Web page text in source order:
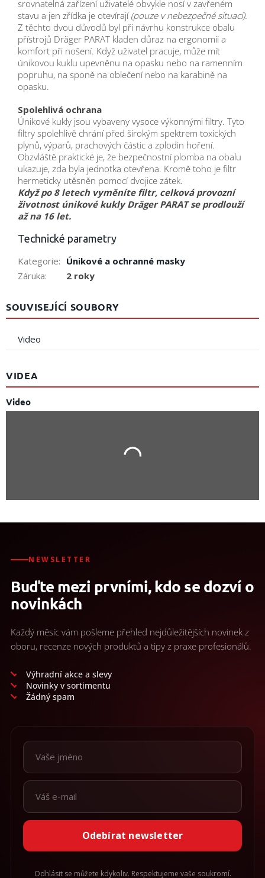
srovnatelná zařízení uživatelé obvykle nosí v zavřeném
stavu a jen zřídka je otevírají (pouze v nebezpečné situaci).
Z těchto dvou důvodů byl při návrhu konstrukce obalu
přístrojů Dräger PARAT kladen důraz na ergonomii a
komfort při nošení. Když uživatel pracuje, může mít
únikovou kuklu upevněnu na opasku nebo na ramenním
popruhu, na sponě na oblečení nebo na karabině na
opasku.
Spolehlivá ochrana
Únikové kukly jsou vybaveny vysoce výkonnými filtry. Tyto
filtry spolehlivě chrání před širokým spektrem toxických
plynů, výparů, prachových částic a zplodin hoření.
Obzvláště praktické je, že bezpečnostní plomba na obalu
ukazuje, zda byla jednotka otevřena. Kromě toho je filtr
hermeticky utěsněn pomocí dvojice zátek.
Když po 8 letech vyměníte filtr, celková provozní
životnost únikové kukly Dräger PARAT se prodlouží
až na 16 let.
Technické parametry
Kategorie: Únikové a ochranné masky
Záruka: 2 roky
SOUVISEJÍCÍ SOUBORY
Video
VIDEA
Video
NEWSLETTER
Buďte mezi prvními, kdo se dozví o
novinkách
Každý měsíc vám pošleme přehled nejdůležitějších novinek z
oboru, recenze nových produktů a tipy z praxe profesionálů.
Výhradní akce a slevy
Novinky v sortimentu
Žádný spam
Odebírat newsletter
Odhlásit se můžete kdykoliv. Respektujeme vaše soukromí.